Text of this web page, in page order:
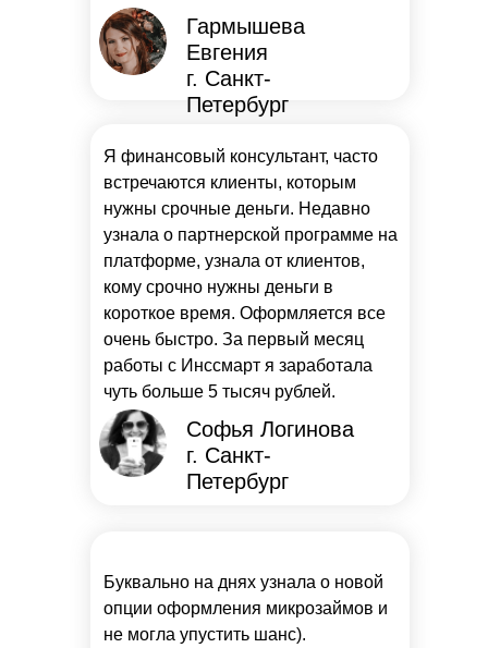
Гармышева
Евгения
г. Санкт-
Петербург
Я финансовый консультант, часто
встречаются клиенты, которым
нужны срочные деньги. Недавно
узнала о партнерской программе на
платформе, узнала от клиентов,
кому срочно нужны деньги в
короткое время. Оформляется все
очень быстро. За первый месяц
работы с Инссмарт я заработала
чуть больше 5 тысяч рублей.
Софья Логинова
г. Санкт-
Петербург
Буквально на днях узнала о новой
опции оформления микрозаймов и
не могла упустить шанс).